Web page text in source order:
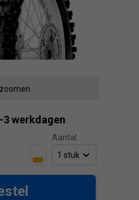
3 werkdagen
Aantal: